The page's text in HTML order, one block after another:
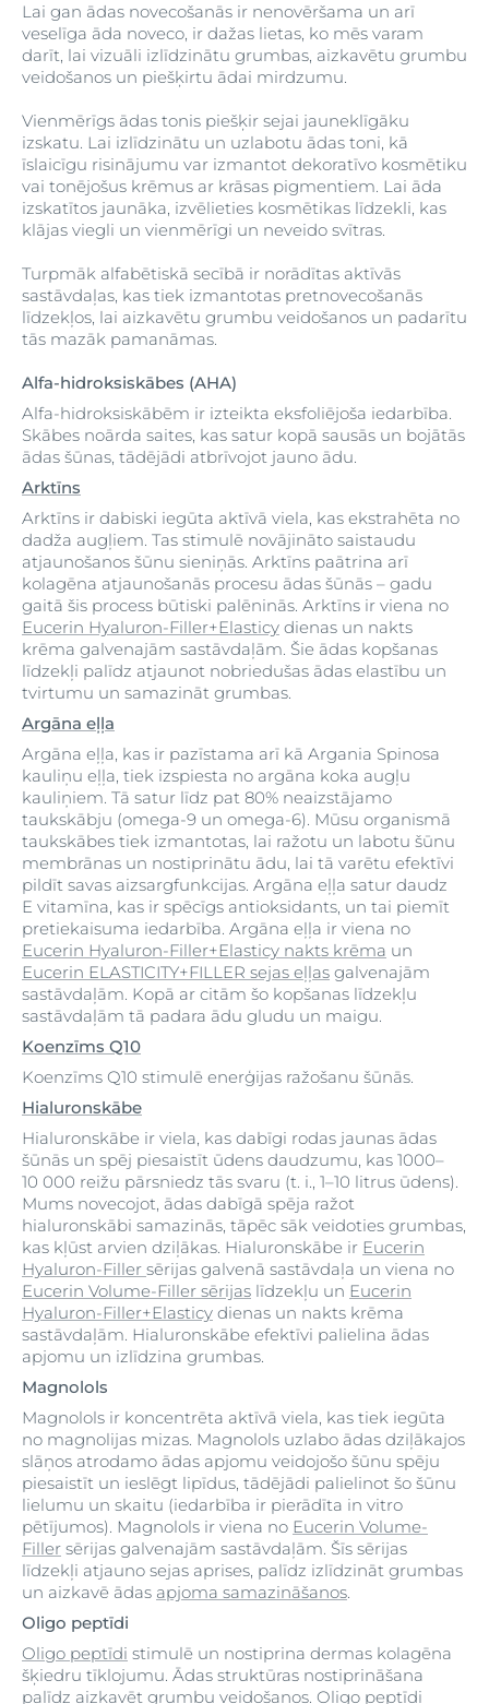
Lai gan ādas novecošanās ir nenovēršama un arī
veselīga āda noveco, ir dažas lietas, ko mēs varam
darīt, lai vizuāli izlīdzinātu grumbas, aizkavētu grumbu
veidošanos un piešķirtu ādai mirdzumu.
Vienmērīgs ādas tonis piešķir sejai jauneklīgāku
izskatu. Lai izlīdzinātu un uzlabotu ādas toni, kā
īslaicīgu risinājumu var izmantot dekoratīvo kosmētiku
vai tonējošus krēmus ar krāsas pigmentiem. Lai āda
izskatītos jaunāka, izvēlieties kosmētikas līdzekli, kas
klājas viegli un vienmērīgi un neveido svītras.
Turpmāk alfabētiskā secībā ir norādītas aktīvās
sastāvdaļas, kas tiek izmantotas pretnovecošanās
līdzekļos, lai aizkavētu grumbu veidošanos un padarītu
tās mazāk pamanāmas.
Alfa-hidroksiskābes (AHA)
Alfa-hidroksiskābēm ir izteikta eksfoliējoša iedarbība.
Skābes noārda saites, kas satur kopā sausās un bojātās
ādas šūnas, tādējādi atbrīvojot jauno ādu.
Arktīns
Arktīns ir dabiski iegūta aktīvā viela, kas ekstrahēta no
dadža augļiem. Tas stimulē novājināto saistaudu
atjaunošanos šūnu sieniņās. Arktīns paātrina arī
kolagēna atjaunošanās procesu ādas šūnās – gadu
gaitā šis process būtiski palēninās. Arktīns ir viena no
Eucerin Hyaluron-Filler+Elasticy dienas un nakts
krēma galvenajām sastāvdaļām. Šie ādas kopšanas
līdzekļi palīdz atjaunot nobriedušas ādas elastību un
tvirtumu un samazināt grumbas.
Argāna eļļa
Argāna eļļa, kas ir pazīstama arī kā Argania Spinosa
kauliņu eļļa, tiek izspiesta no argāna koka augļu
kauliņiem. Tā satur līdz pat 80% neaizstājamo
taukskābju (omega-9 un omega-6). Mūsu organismā
taukskābes tiek izmantotas, lai ražotu un labotu šūnu
membrānas un nostiprinātu ādu, lai tā varētu efektīvi
pildīt savas aizsargfunkcijas. Argāna eļļa satur daudz
E vitamīna, kas ir spēcīgs antioksidants, un tai piemīt
pretiekaisuma iedarbība. Argāna eļļa ir viena no
Eucerin Hyaluron-Filler+Elasticy nakts krēma un
Eucerin ELASTICITY+FILLER sejas eļļas galvenajām
sastāvdaļām. Kopā ar citām šo kopšanas līdzekļu
sastāvdaļām tā padara ādu gludu un maigu.
Koenzīms Q10
Koenzīms Q10 stimulē enerģijas ražošanu šūnās.
Hialuronskābe
Hialuronskābe ir viela, kas dabīgi rodas jaunas ādas
šūnās un spēj piesaistīt ūdens daudzumu, kas 1000–
10 000 reižu pārsniedz tās svaru (t. i., 1–10 litrus ūdens).
Mums novecojot, ādas dabīgā spēja ražot
hialuronskābi samazinās, tāpēc sāk veidoties grumbas,
kas kļūst arvien dziļākas. Hialuronskābe ir Eucerin
Hyaluron-Filler sērijas galvenā sastāvdaļa un viena no
Eucerin Volume-Filler sērijas līdzekļu un Eucerin
Hyaluron-Filler+Elasticy dienas un nakts krēma
sastāvdaļām. Hialuronskābe efektīvi palielina ādas
apjomu un izlīdzina grumbas.
Magnolols
Magnolols ir koncentrēta aktīvā viela, kas tiek iegūta
no magnolijas mizas. Magnolols uzlabo ādas dziļākajos
slāņos atrodamo ādas apjomu veidojošo šūnu spēju
piesaistīt un ieslēgt lipīdus, tādējādi palielinot šo šūnu
lielumu un skaitu (iedarbība ir pierādīta in vitro
pētījumos). Magnolols ir viena no Eucerin Volume-
Filler sērijas galvenajām sastāvdaļām. Šīs sērijas
līdzekļi atjauno sejas aprises, palīdz izlīdzināt grumbas
un aizkavē ādas apjoma samazināšanos.
Oligo peptīdi
Oligo peptīdi stimulē un nostiprina dermas kolagēna
šķiedru tīklojumu. Ādas struktūras nostiprināšana
palīdz aizkavēt grumbu veidošanos. Oligo peptīdi